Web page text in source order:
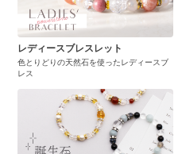
レディースブレスレット
色とりどりの天然石を使ったレディースブ
レス